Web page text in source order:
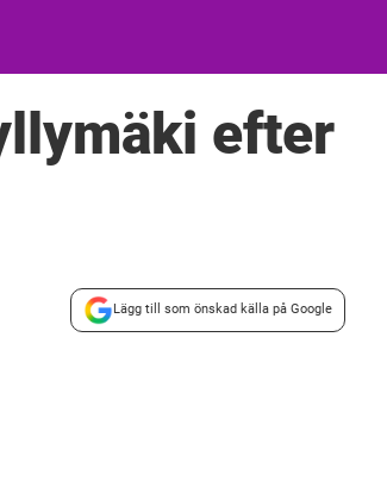
efter
Lägg till som önskad källa på Google